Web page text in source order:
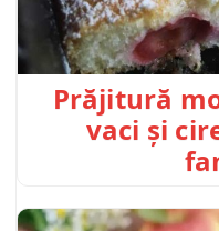
Prăjitură
vaci și